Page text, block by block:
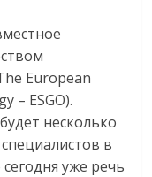
European
– ESGO).
несколько
в
уже речь